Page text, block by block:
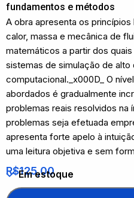
fundamentos e métodos
A obra apresenta os
calor, massa e mecânica de
matemáticos a partir dos
sistemas de simulação de alto
computacional._x000D_ O
abordados é gradualmente
problemas reais resolvidos na
problemas seja efetuada
apresenta forte apelo à
uma leitura objetiva e sem
R$125,00
Em estoque